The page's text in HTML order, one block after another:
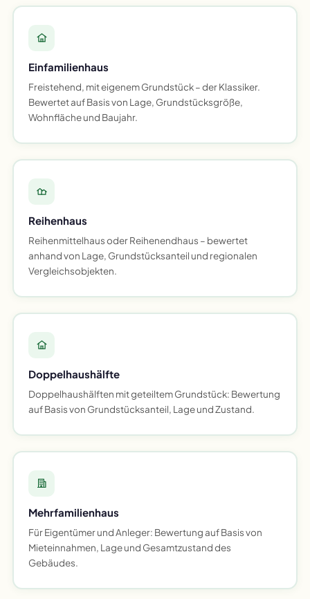
Einfamilienhaus
Freistehend, mit eigenem Grundstück – der Klassiker.
Bewertet auf Basis von Lage, Grundstücksgröße,
Wohnfläche und Baujahr.
Reihenhaus
Reihenmittelhaus oder Reihenendhaus – bewertet
anhand von Lage, Grundstücksanteil und regionalen
Vergleichsobjekten.
Doppelhaushälfte
Doppelhaushälften mit geteiltem Grundstück: Bewertung
auf Basis von Grundstücksanteil, Lage und Zustand.
Mehrfamilienhaus
Für Eigentümer und Anleger: Bewertung auf Basis von
Mieteinnahmen, Lage und Gesamtzustand des
Gebäudes.